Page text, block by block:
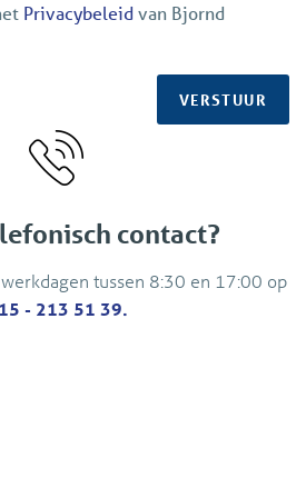
Privacybeleidvan Bjornd
VERSTUUR
contact?
tussen 8:30 en 17:00 op
- 213 51 39.